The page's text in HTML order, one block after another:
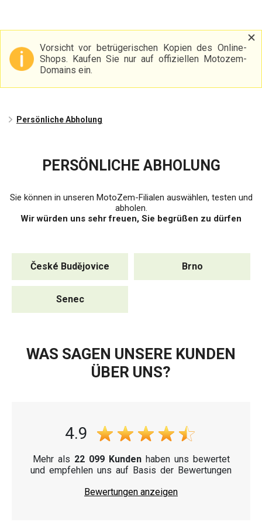
Vorsicht vor betrügerischen Kopien des Online-
Shops. Kaufen Sie nur auf offiziellen Motozem-
Domains ein.
Persönliche Abholung
PERSÖNLICHE ABHOLUNG
Sie können in unseren MotoZem-Filialen auswählen, testen und
abholen.
Wir würden uns sehr freuen, Sie begrüßen zu dürfen
České Budějovice Brno
Senec
WAS SAGEN UNSERE KUNDEN
ÜBER UNS?
4.9
Mehr als 22 099 Kundenhaben uns bewertet
und empfehlen uns auf Basis der Bewertungen
Bewertungen anzeigen